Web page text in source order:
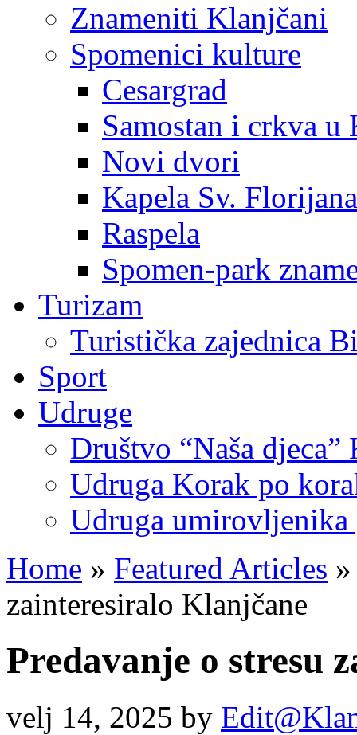
Znameniti Klanjčani
Spomenici kulture
Cesargrad
Samostan i crkva u
Novi dvori
Kapela Sv. Florijana
Raspela
Spomen-park
Turizam
Turistička zajednica
Sport
Udruge
Društvo “Naša djeca”
Udruga Korak po
Udruga umirovljenika
Home » Featured Articles »
zainteresiralo Klanjčane
Predavanje o stresu
velj 14, 2025 by